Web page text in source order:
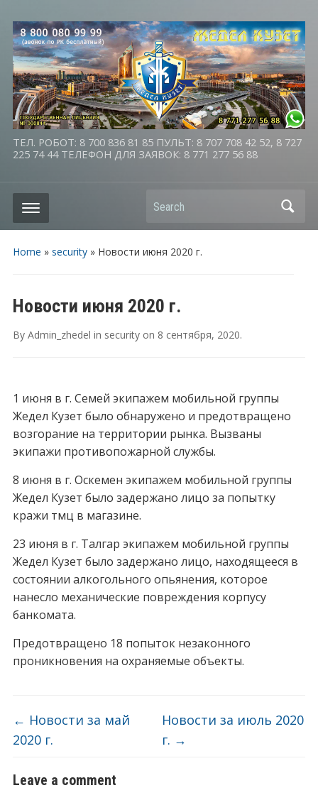
ТЕЛ. РОБОТ: 8 700 836 81 85 ПУЛЬТ: 8 707 708 42 52, 8 727
225 74 44 ТЕЛЕФОН ДЛЯ ЗАЯВОК: 8 771 277 56 88
Search
Home » security» Новости июня 2020 г.
Новости июня 2020 г.
By Admin_zhedel in securityon 8 сентября, 2020.
1 июня в г. Семей экипажем мобильной группы
Жедел Кузет было обнаружено и предотвращено
возгорание на территории рынка. Вызваны
экипажи противопожарной службы.
8 июня в г. Оскемен экипажем мобильной группы
Жедел Кузет было задержано лицо за попытку
кражи тмц в магазине.
23 июня в г. Талгар экипажем мобильной группы
Жедел Кузет было задержано лицо, находящееся в
состоянии алкогольного опьянения, которое
нанесло механические повреждения корпусу
банкомата.
Предотвращено 18 попыток незаконного
проникновения на охраняемые объекты.
← Новости за май
2020 г.
Новости за июль 2020
г. →
Leave a comment